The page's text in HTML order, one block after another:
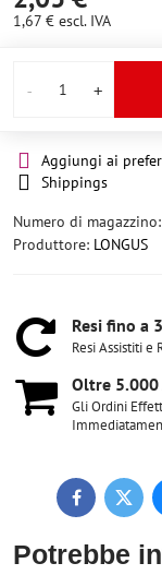
1,67 € escl. IVA
Aggiungi ai
Shippings
Numero di magazzino:
Produttore: LONGUS
Resi fino a
Resi Assistiti e
Oltre
Gli Ordini
Facebook
Potrebbe